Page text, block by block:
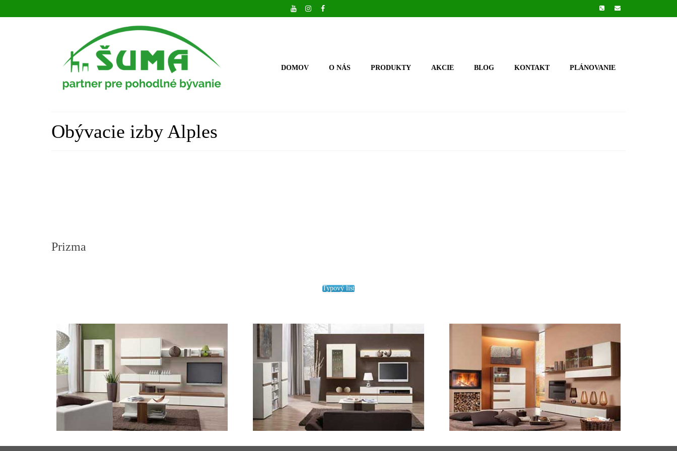
DOMOV O NÁS PRODUKTY AKCIE BLOG KONTAKT PLÁNOVANIE
Obývacie izby Alples
Prizma
Typový list